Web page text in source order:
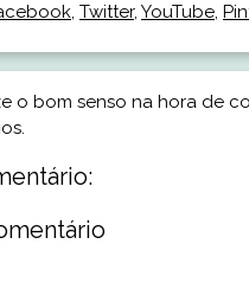
, Twitter, YouTube,
o bom senso na hora de